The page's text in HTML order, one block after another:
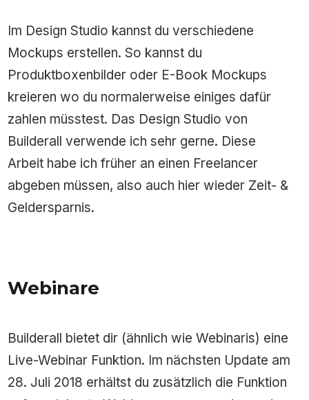
Im Design Studio kannst du verschiedene
Mockups erstellen. So kannst du
Produktboxenbilder oder E-Book Mockups
kreieren wo du normalerweise einiges dafür
zahlen müsstest. Das Design Studio von
Builderall verwende ich sehr gerne. Diese
Arbeit habe ich früher an einen Freelancer
abgeben müssen, also auch hier wieder Zeit- &
Geldersparnis.
Webinare
Builderall bietet dir (ähnlich wie Webinaris) eine
Live-Webinar Funktion. Im nächsten Update am
28. Juli 2018 erhältst du zusätzlich die Funktion